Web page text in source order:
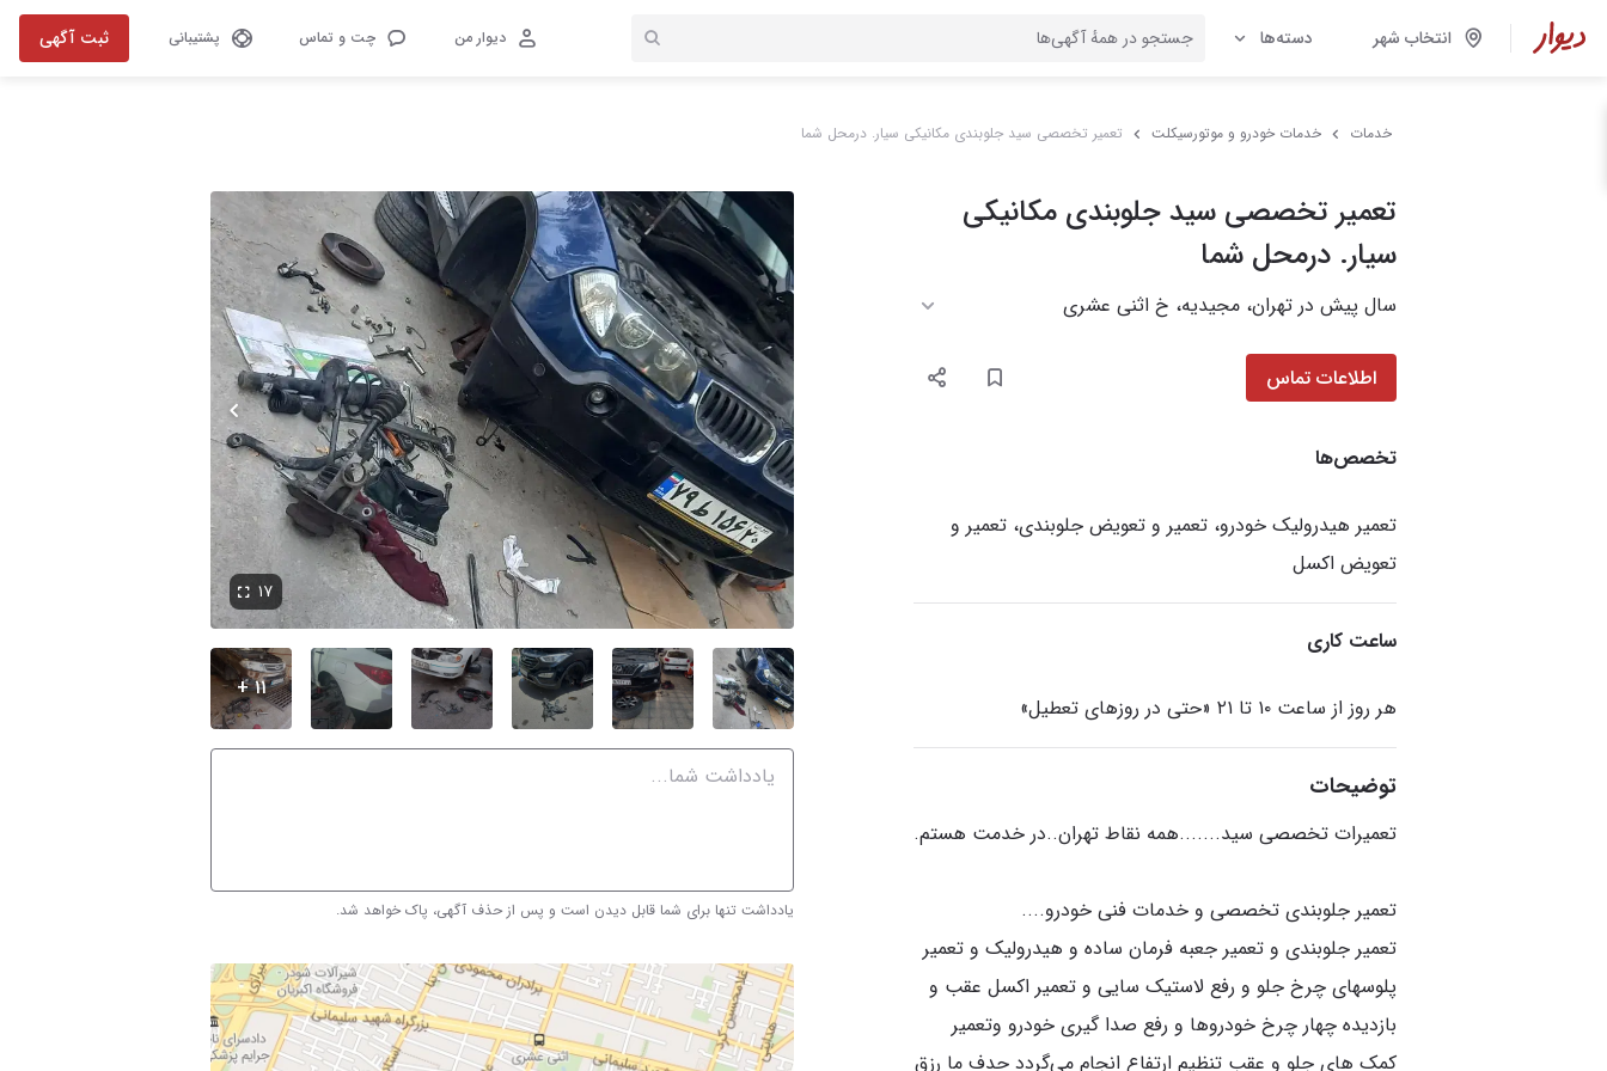
انتخاب شهر دسته‌ها دیوار من چت و تماس پشتیبانی ثبت آگهی
خدمات خدمات خودرو و موتورسیکلت تعمیر تخصصی سید جلوبندی مکانیکی سیار. درمحل شما
تعمیر تخصصی سید جلوبندی مکانیکی
سیار. درمحل شما
سال پیش در تهران، مجیدیه، خ اثنی عشری
اطلاعات تماس
تخصص‌ها
تعمیر هیدرولیک خودرو، تعمیر و تعویض جلوبندی، تعمیر و
تعویض اکسل
ساعت کاری
هر روز از ساعت ۱۰ تا ۲۱ «حتی در روزهای تعطیل»
توضیحات
تعمیر جلوبندی و تعمیر جعبه فرمان ساده و هیدرولیک و تعمیر
پلوسهای چرخ جلو و رفع لاستیک سایی و تعمیر اکسل عقب و
بازدیده چهار چرخ خودروها و رفع صدا گیری خودرو وتعمیر
کمک های جلو و عقب تنظیم ارتفاع انجام می‌گردد حدف ما رزق
تصویر 1 از 17
۱۷
۱۱ +
یادداشت تنها برای شما قابل دیدن است و پس از حذف آگهی، پاک خواهد شد.